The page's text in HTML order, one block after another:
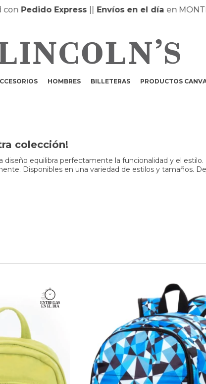
Pedido Express||Envíos en el díaen
HOMBRES BILLETERAS PRODUCTOS
colección!
equilibra perfectamente la funcionalidad y el
Disponibles en una variedad de estilos y tamaños.